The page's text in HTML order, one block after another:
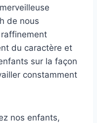
de nous
du caractère et
sur la façon
constamment
nos enfants,